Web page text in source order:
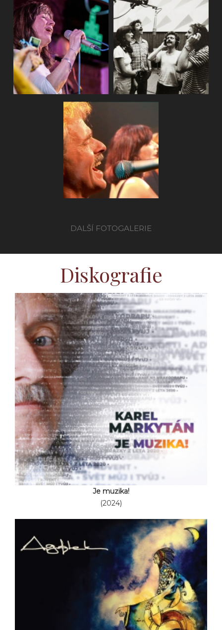
Ostrava, Klub
parník - křest CD
(2018)
DALŠÍ FOTOGALERIE
Diskografie
Je muzika!
(2024)